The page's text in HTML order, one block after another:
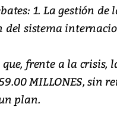
1. La gestión
del sistema
que, frente a la crisis,
MILLONES, sin
plan.